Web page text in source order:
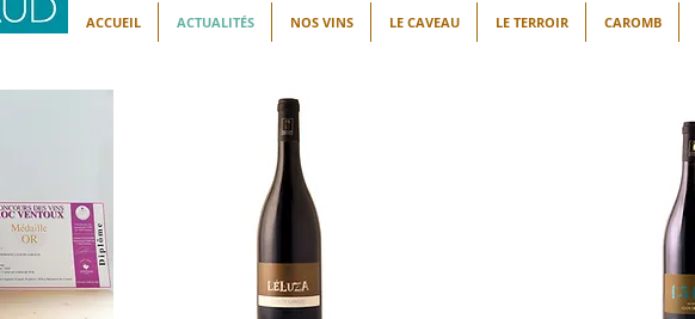
ACCUEIL ACTUALITÉS NOS VINS LE CAVEAU LE TERROIR CAROMB